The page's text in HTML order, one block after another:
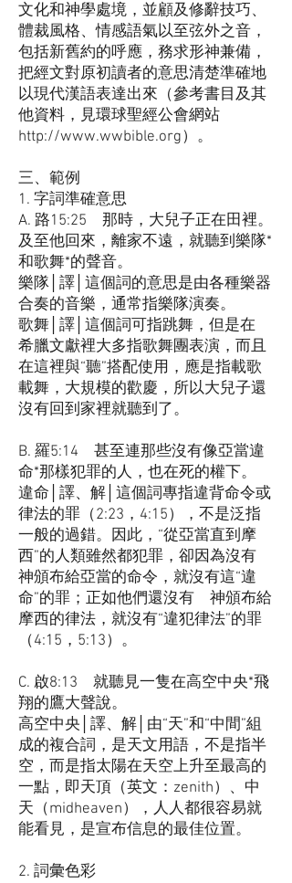
文化和神學處境，並顧及修辭技巧、
體裁風格、情感語氣以至弦外之音，
包括新舊約的呼應，務求形神兼備，
把經文對原初讀者的意思清楚準確地
以現代漢語表達出來（參考書目及其
他資料，見環球聖經公會網站
http://www.wwbible.org ）。
三、範例
1. 字詞準確意思
A. 路15:25 那時，大兒子正在田裡。
及至他回來，離家不遠，就聽到樂隊*
和歌舞*的聲音。
樂隊│譯│這個詞的意思是由各種樂器
合奏的音樂，通常指樂隊演奏。
歌舞│譯│這個詞可指跳舞，但是在
希臘文獻裡大多指歌舞團表演，而且
在這裡與“聽”搭配使用，應是指載歌
載舞，大規模的歡慶，所以大兒子還
沒有回到家裡就聽到了。
B. 羅5:14 甚至連那些沒有像亞當違
命*那樣犯罪的人，也在死的權下。
違命│譯、解│這個詞專指違背命令或
律法的罪（2:23，4:15），不是泛指
一般的過錯。因此，“從亞當直到摩
西”的人類雖然都犯罪，卻因為沒有
神頒布給亞當的命令，就沒有這“違
命”的罪；正如他們還沒有 神頒布給
摩西的律法，就沒有“違犯律法”的罪
（4:15，5:13）。
C. 啟8:13 就聽見一隻在高空中央*飛
翔的鷹大聲說。
高空中央│譯、解│由“天”和“中間”組
成的複合詞，是天文用語，不是指半
空，而是指太陽在天空上升至最高的
一點，即天頂（英文：zenith）、中
天（midheaven），人人都很容易就
能看見，是宣布信息的最佳位置。
2. 詞彙色彩